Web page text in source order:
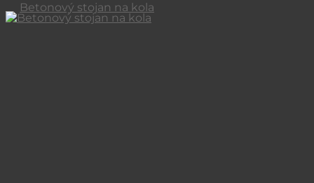
Betonový stojan na kola